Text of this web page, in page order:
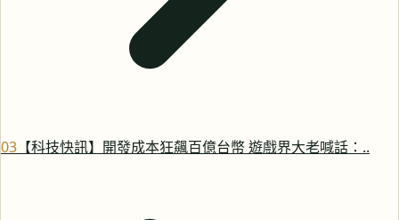
03 【科技快訊】開發成本狂飆百億台幣 遊戲界大老喊話：..